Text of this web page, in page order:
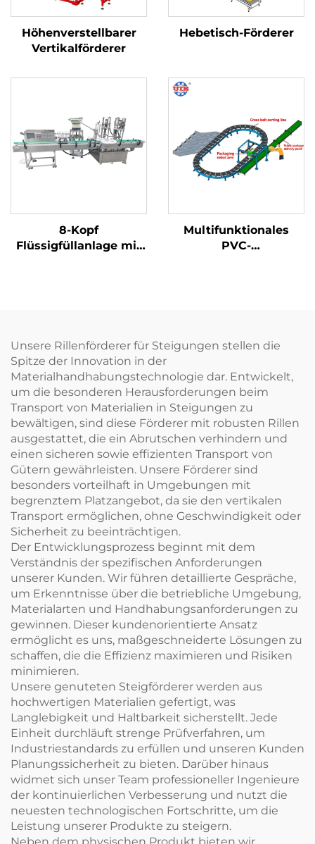
Höhenverstellbarer
Vertikalförderer
Hebetisch-Förderer
8-Kopf
Flüssigfüllanlage mit
Multifunktionales
PVC-
Unsere Rillenförderer für Steigungen stellen die
Spitze der Innovation in der
Materialhandhabungstechnologie dar. Entwickelt,
um die besonderen Herausforderungen beim
Transport von Materialien in Steigungen zu
bewältigen, sind diese Förderer mit robusten Rillen
ausgestattet, die ein Abrutschen verhindern und
einen sicheren sowie effizienten Transport von
Gütern gewährleisten. Unsere Förderer sind
besonders vorteilhaft in Umgebungen mit
begrenztem Platzangebot, da sie den vertikalen
Transport ermöglichen, ohne Geschwindigkeit oder
Sicherheit zu beeinträchtigen.
Der Entwicklungsprozess beginnt mit dem
Verständnis der spezifischen Anforderungen
unserer Kunden. Wir führen detaillierte Gespräche,
um Erkenntnisse über die betriebliche Umgebung,
Materialarten und Handhabungsanforderungen zu
gewinnen. Dieser kundenorientierte Ansatz
ermöglicht es uns, maßgeschneiderte Lösungen zu
schaffen, die die Effizienz maximieren und Risiken
minimieren.
Unsere genuteten Steigförderer werden aus
hochwertigen Materialien gefertigt, was
Langlebigkeit und Haltbarkeit sicherstellt. Jede
Einheit durchläuft strenge Prüfverfahren, um
Industriestandards zu erfüllen und unseren Kunden
Planungssicherheit zu bieten. Darüber hinaus
widmet sich unser Team professioneller Ingenieure
der kontinuierlichen Verbesserung und nutzt die
neuesten technologischen Fortschritte, um die
Leistung unserer Produkte zu steigern.